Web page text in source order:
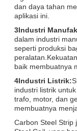
dan daya tahan
aplikasi ini.
3Industri
dalam industri
seperti produksi
baik membuatnya
4Industri Listrik:
industri listrik
trafo, motor, dan
membuatnya
Carbon Steel Strip